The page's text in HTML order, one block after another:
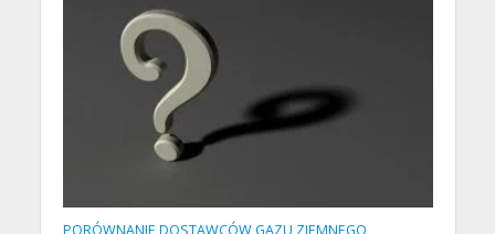
PORÓWNANIE DOSTAWCÓW GAZU ZIEMNEGO